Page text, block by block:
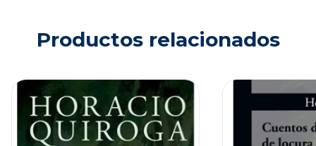
Productos relacionados